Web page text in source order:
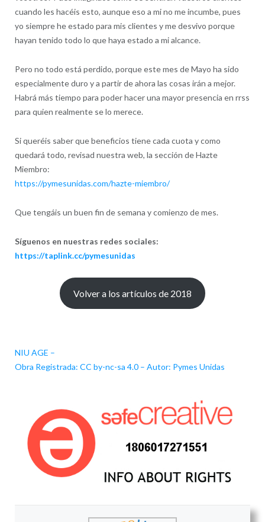
cuando les hacéis esto, aunque eso a mi no me incumbe, pues
yo siempre he estado para mis clientes y me desvivo porque
hayan tenido todo lo que haya estado a mi alcance.
Pero no todo está perdido, porque este mes de Mayo ha sido
especialmente duro y a partir de ahora las cosas irán a mejor.
Habrá más tiempo para poder hacer una mayor presencia en rrss
para quien realmente se lo merece.
Si queréis saber que beneficios tiene cada cuota y como
quedará todo, revisad nuestra web, la sección de Hazte
Miembro:
https://pymesunidas.com/hazte-miembro/
Que tengáis un buen fin de semana y comienzo de mes.
Síguenos en nuestras redes sociales:
https://taplink.cc/pymesunidas
Volver a los artículos de 2018
NIU AGE –
Obra Registrada: CC by-nc-sa 4.0 – Autor: Pymes Unidas